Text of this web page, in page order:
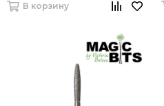
В корзину